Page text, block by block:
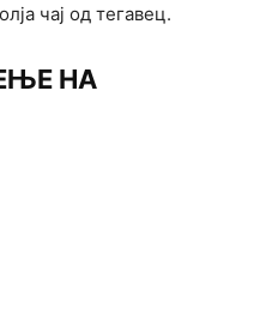
чај од тегавец.
НА